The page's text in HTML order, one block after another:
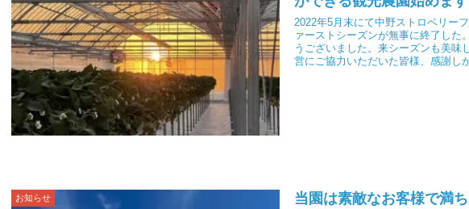
2022年5月末にて中野ストロベリー
ァーストシーズンが無事に終了した
うございました。来シーズンも美味
営にご協力いただいた皆様、感謝し
お知らせ
当園は素敵なお客様で満